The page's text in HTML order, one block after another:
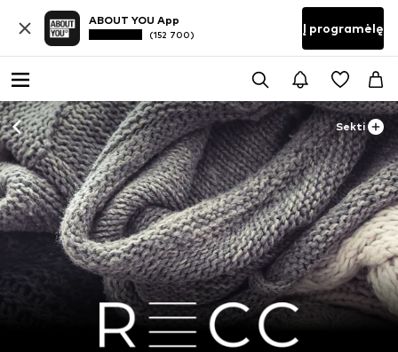
ABOUT YOU App
(152 700) Į programėlę
Sekti